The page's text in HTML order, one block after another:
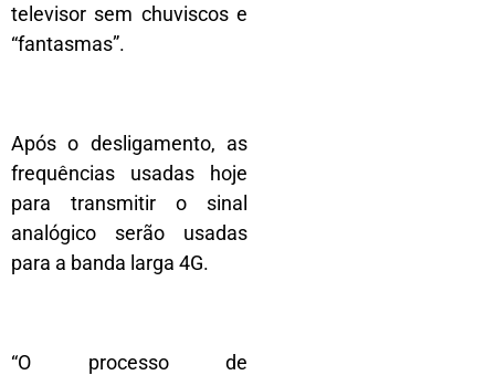
televisor sem chuviscos e
“fantasmas”.
Após o desligamento, as
frequências usadas hoje
para transmitir o sinal
analógico serão usadas
para a banda larga 4G.
“O processo de